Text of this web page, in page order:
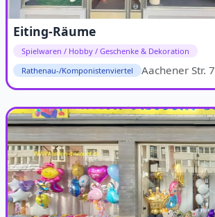
Eiting-Räume
Spielwaren / Hobby / Geschenke & Dekoration
Rathenau-/Komponistenviertel
Aachener Str. 7